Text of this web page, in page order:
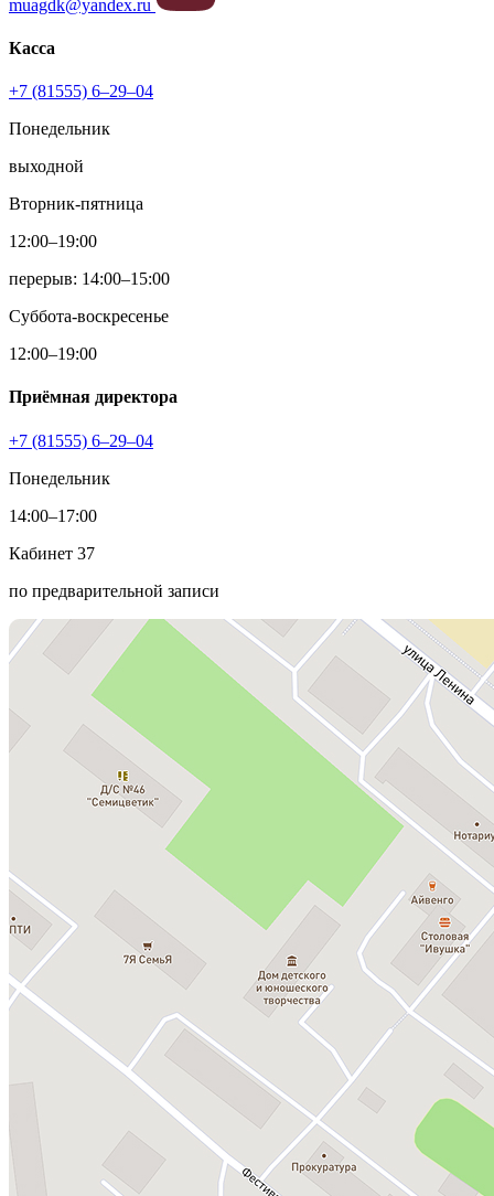
muagdk@yandex.ru
Касса
+7 (81555) 6–29–04
Понедельник
выходной
Вторник-пятница
12:00–19:00
перерыв: 14:00–15:00
Суббота-воскресенье
12:00–19:00
Приёмная директора
+7 (81555) 6–29–04
Понедельник
14:00–17:00
Кабинет 37
по предварительной записи